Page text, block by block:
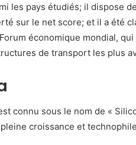
les pays étudiés; il dispose
sur le net score; et il a été
économique mondial,
de transport les plus
connu sous le nom de «
croissance et